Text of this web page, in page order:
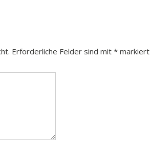
Erforderliche Felder sind mit * markiert